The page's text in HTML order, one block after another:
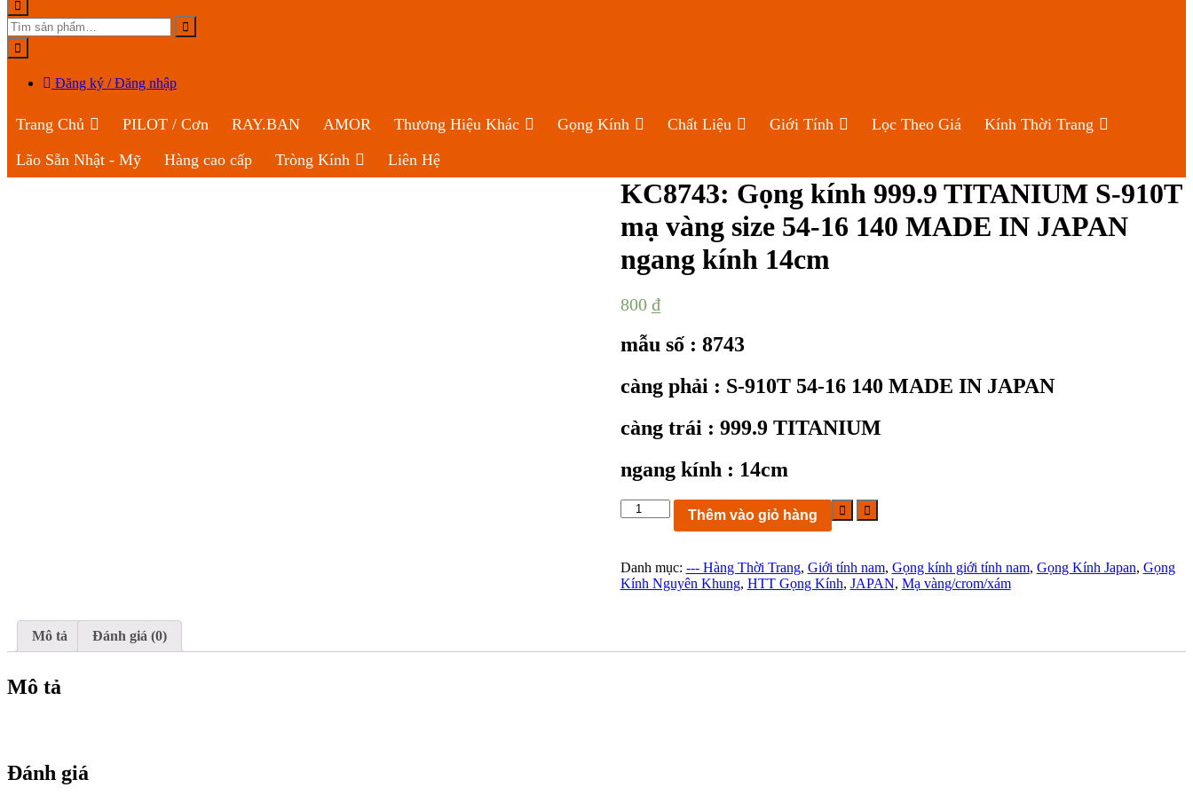
Đăng ký / Đăng nhập
Trang Chủ PILOT / Cơn RAY.BAN AMOR Thương Hiệu Khác Gọng Kính Chất Liệu Giới Tính Lọc Theo Giá
Kính Thời Trang
Lão Sẵn Nhật - Mỹ
Hàng cao cấp Tròng Kính Liên Hệ
KC8743: Gọng kính 999.9 TITANIUM S-910T
mạ vàng size 54-16 140 MADE IN JAPAN
ngang kính 14cm
800 ₫
mẫu số : 8743
càng phải : S-910T 54-16 140 MADE IN JAPAN
càng trái : 999.9 TITANIUM
ngang kính : 14cm
KC8743:
Gọng
TITANIUM
S-
size
Thêm vào giỏ hàng
Danh mục: --- Hàng Thời Trang, Giới tính nam, Gọng kính giới tính nam, Gọng Kính Japan, Gọng
Kính Nguyên Khung, HTT Gọng Kính, JAPAN, Mạ vàng/crom/xám
Mô tả Đánh giá (0)
Mô tả
Đánh giá